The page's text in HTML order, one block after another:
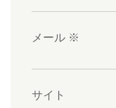
メール ※
サイト